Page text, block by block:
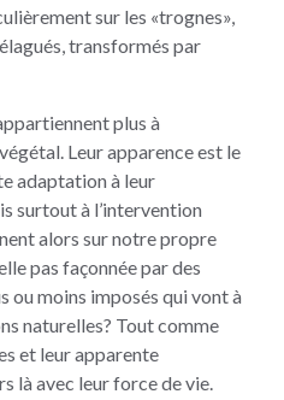
sur les «trognes»,
transformés par
plus à
Leur apparence est le
adaptation à leur
surtout à l’intervention
alors sur notre propre
pas façonnée par des
ou moins imposés qui vont à
naturelles? Tout comme
et leur apparente
là avec leur force de vie.